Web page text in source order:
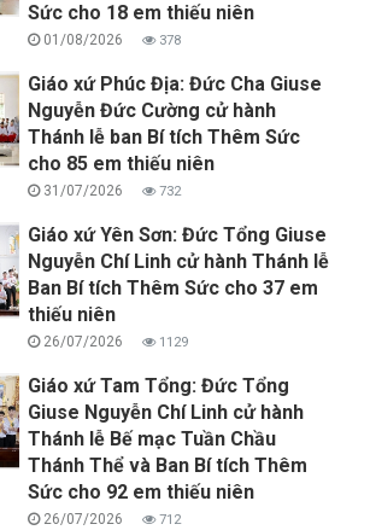
Sức cho 18 em thiếu niên
01/08/2026 378
Giáo xứ Phúc Địa: Đức Cha Giuse
Nguyễn Đức Cường cử hành
Thánh lễ ban Bí tích Thêm Sức
cho 85 em thiếu niên
31/07/2026 732
Giáo xứ Yên Sơn: Đức Tổng Giuse
Nguyễn Chí Linh cử hành Thánh lễ
Ban Bí tích Thêm Sức cho 37 em
thiếu niên
26/07/2026 1129
Giáo xứ Tam Tổng: Đức Tổng
Giuse Nguyễn Chí Linh cử hành
Thánh lễ Bế mạc Tuần Chầu
Thánh Thể và Ban Bí tích Thêm
Sức cho 92 em thiếu niên
26/07/2026 712